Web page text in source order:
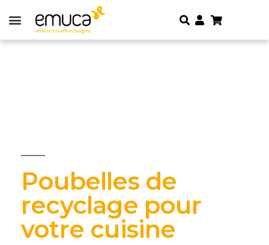
Poubelles de
recyclage pour
votre cuisine